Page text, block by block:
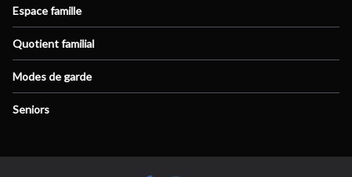
Espace famille
Quotient familial
Modes de garde
Seniors